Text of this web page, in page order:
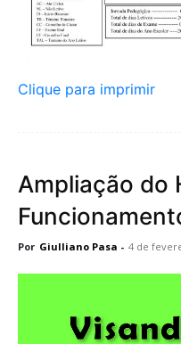
Clique para imprimir
Ampliação do
Por Giulliano Pasa - 4 de